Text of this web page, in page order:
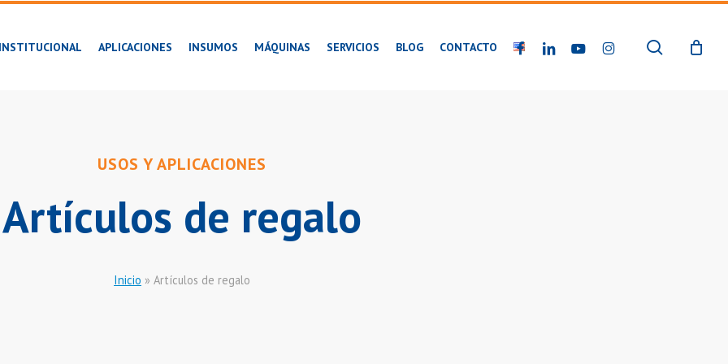
INSTITUCIONAL APLICACIONES INSUMOS MÁQUINAS SERVICIOS BLOG CONTACTO FACEBOOKLINKEDINYOUTUBEINSTAGRAM buscar
USOS Y APLICACIONES
Artículos de regalo
Inicio » Artículos de regalo